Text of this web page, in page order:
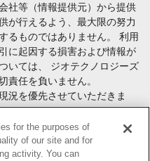
社等（情報提供元）から提供
が行えるよう、最大限の努力
るものではありません。 利用
に起因する損害および情報が
いては、 ジオテクノロジーズ
責任を負いません。
況を優先させていただきま
を含みます）の際には、内容
より十分な説明を受け、ご自
for the purposes of
of our site and for
activity. You can